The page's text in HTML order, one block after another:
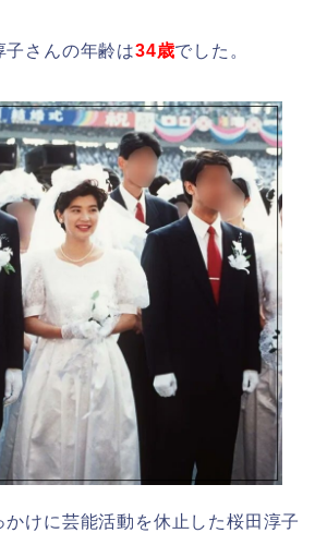
子さんの年齢は34歳でした。
けに芸能活動を休止した桜田淳子